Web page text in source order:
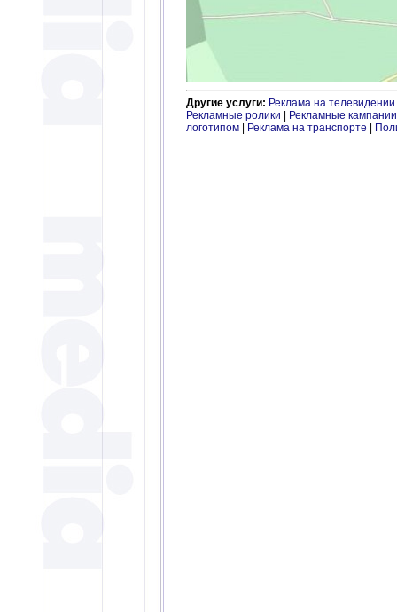
Другие услуги: Реклама на телевидении
Рекламные ролики
Рекламные кампании
логотипом
Реклама на транспорте